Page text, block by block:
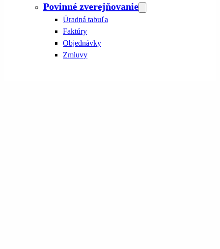
Povinné zverejňovanie
Úradná tabuľa
Faktúry
Objednávky
Zmluvy